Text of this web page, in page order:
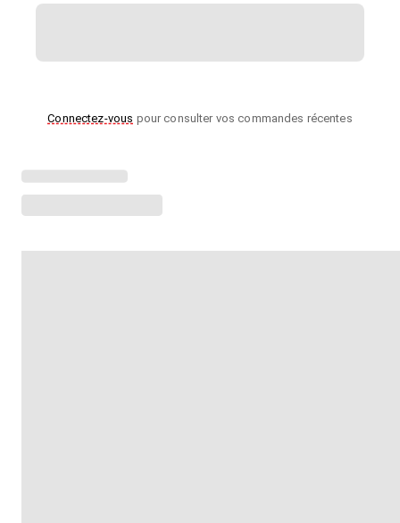
Connectez-vous pour consulter vos commandes récentes